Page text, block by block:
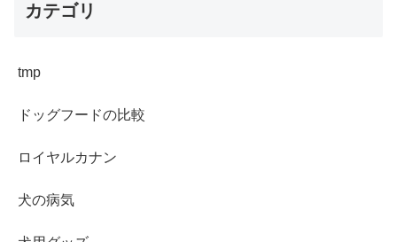
カテゴリ
tmp
ドッグフードの比較
ロイヤルカナン
犬の病気